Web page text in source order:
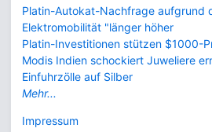
Platin-Autokat-Nachfrage aufgrund
Elektromobilität "länger höher
Platin-Investitionen stützen $1000-
Modis Indien schockiert Juweliere
Einfuhrzölle auf Silber
Mehr...
Impressum